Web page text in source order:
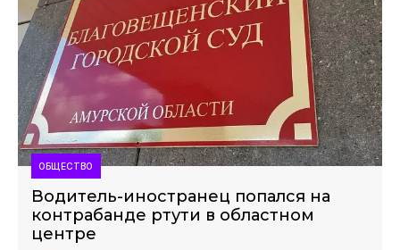
ОБЩЕСТВО
Водитель-иностранец попался на
контрабанде ртути в областном
центре